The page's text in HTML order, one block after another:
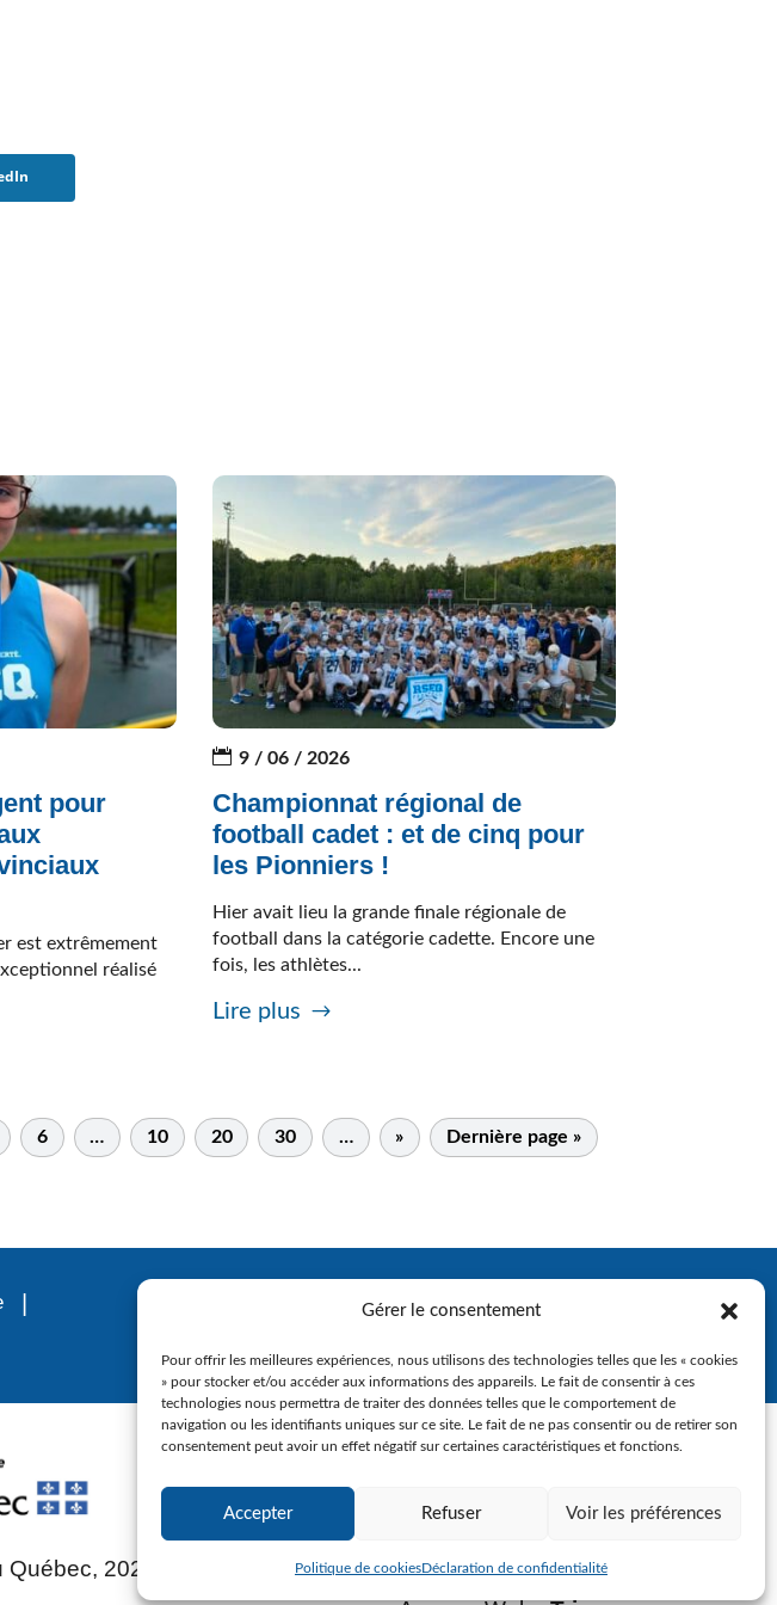
Gérer le consentement
Pour offrir les meilleures expériences, nous utilisons des technologies telles que les « cookies
» pour stocker et/ou accéder aux informations des appareils. Le fait de consentir à ces
technologies nous permettra de traiter des données telles que le comportement de
navigation ou les identifiants uniques sur ce site. Le fait de ne pas consentir ou de retirer son
consentement peut avoir un effet négatif sur certaines caractéristiques et fonctions.
Accepter Refuser Voir les préférences
Politique de cookiesDéclaration de confidentialité
pour
est extrêmement
réalisé
9 / 06 / 2026
Championnat régional de
football cadet : et de cinq pour
les Pionniers !
Hier avait lieu la grande finale régionale de
football dans la catégorie cadette. Encore une
fois, les athlètes...
Lire plus
6 … 10 20 30 … » Dernière page »
2023